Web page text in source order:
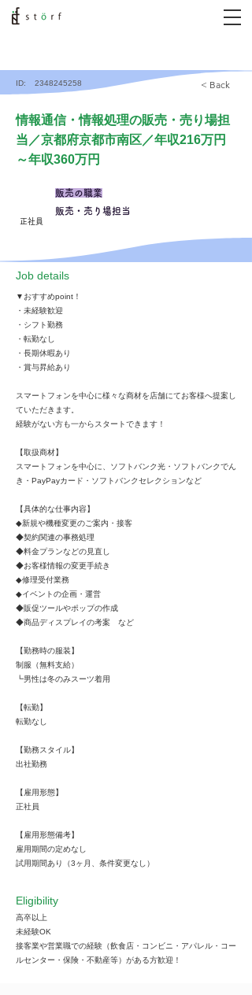
ID: 2348245258 < Back
情報通信・情報処理の販売・売り場担
当／京都府京都市南区／年収216万円
～年収360万円
正社員
販売の職業
販売・売り場担当
​Job details
▼おすすめpoint！
・未経験歓迎
・シフト勤務
・転勤なし
・長期休暇あり
・賞与昇給あり
スマートフォンを中心に様々な商材を店舗にてお客様へ提案し
ていただきます。
経験がない方も一からスタートできます！
【取扱商材】
スマートフォンを中心に、ソフトバンク光・ソフトバンクでん
き・PayPayカード・ソフトバンクセレクションなど
【具体的な仕事内容】
◆新規や機種変更のご案内・接客
◆契約関連の事務処理
◆料金プランなどの見直し
◆お客様情報の変更手続き
◆修理受付業務
◆イベントの企画・運営
◆販促ツールやポップの作成
◆商品ディスプレイの考案 など
【勤務時の服装】
制服（無料支給）
┗男性は冬のみスーツ着用
【転勤】
転勤なし
【勤務スタイル】
出社勤務
【雇用形態】
正社員
【雇用形態備考】
雇用期間の定めなし
試用期間あり（3ヶ月、条件変更なし）
Eligibility
高卒以上
未経験OK
接客業や営業職での経験（飲食店・コンビニ・アパレル・コー
ルセンター・保険・不動産等）がある方歓迎！